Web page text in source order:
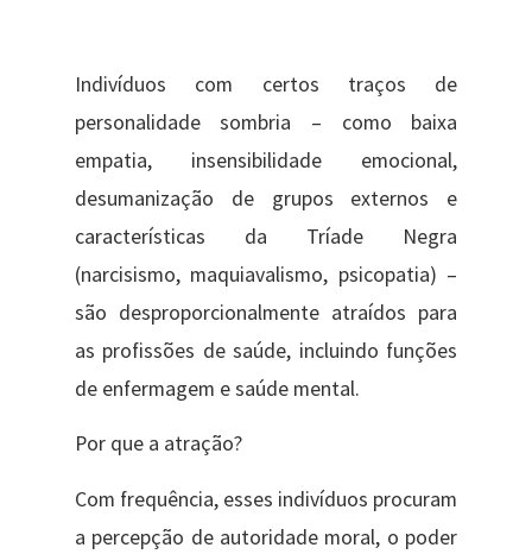
Indivíduos com certos traços de
personalidade sombria – como baixa
empatia, insensibilidade emocional,
desumanização de grupos externos e
características da Tríade Negra
(narcisismo, maquiavalismo, psicopatia) –
são desproporcionalmente atraídos para
as profissões de saúde, incluindo funções
de enfermagem e saúde mental.
Por que a atração?
Com frequência, esses indivíduos procuram
a percepção de autoridade moral, o poder